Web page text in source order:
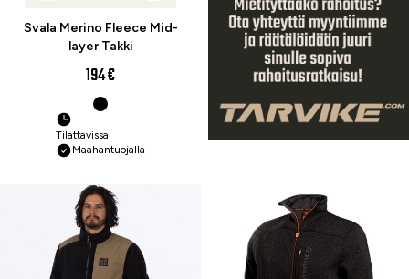
Svala Merino Fleece Mid-
layer Takki
194 €
Tilattavissa
Maahantuojalla